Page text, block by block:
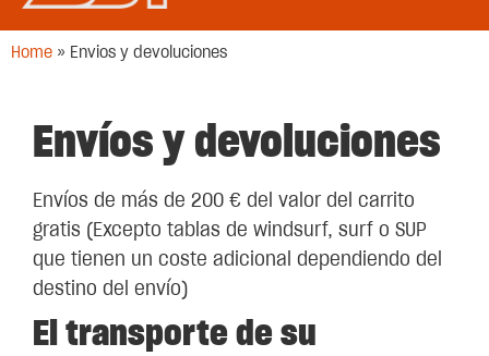
Home » Envios y devoluciones
Envíos y devoluciones
Envíos de más de 200 € del valor del carrito
gratis (Excepto tablas de windsurf, surf o SUP
que tienen un coste adicional dependiendo del
destino del envío)
El transporte de su